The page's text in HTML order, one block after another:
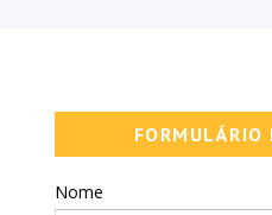
FORMULÁRIO
Nome